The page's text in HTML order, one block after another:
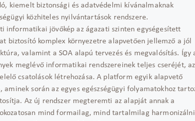
kiemelt biztonsági és adatvédelmi kívánalmaknak
közhiteles nyilvántartások rendszere.
informatikai jövőkép az ágazati szinten egységesített
komplex környezetre alapvetően jellemző a jól
valamint a SOA alapú tervezés és megvalósítás. Így
meglévő informatikai rendszereinek teljes cseréjét, az
csatolások létrehozása. A platform egyik alapvető
során az egyes egészségügyi folyamatokhoz
Az új rendszer megteremti az alapját annak a
mind formailag, mind tartalmilag harmonizálni